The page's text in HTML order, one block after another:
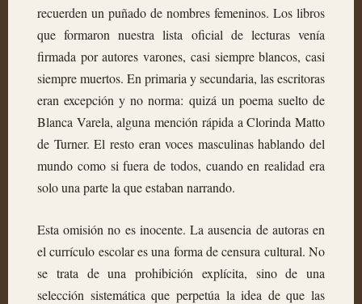
recuerden un puñado de nombres femeninos. Los libros
que formaron nuestra lista oficial de lecturas venía
firmada por autores varones, casi siempre blancos, casi
siempre muertos. En primaria y secundaria, las escritoras
eran excepción y no norma: quizá un poema suelto de
Blanca Varela, alguna mención rápida a Clorinda Matto
de Turner. El resto eran voces masculinas hablando del
mundo como si fuera de todos, cuando en realidad era
solo una parte la que estaban narrando.
Esta omisión no es inocente. La ausencia de autoras en
el currículo escolar es una forma de censura cultural. No
se trata de una prohibición explícita, sino de una
selección sistemática que perpetúa la idea de que las